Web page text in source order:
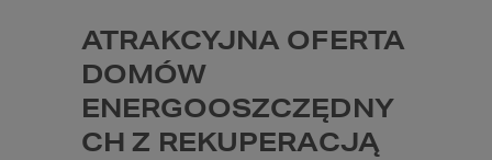
ATRAKCYJNA OFERTA
DOMÓW
ENERGOOSZCZĘDNY
CH Z REKUPERACJĄ